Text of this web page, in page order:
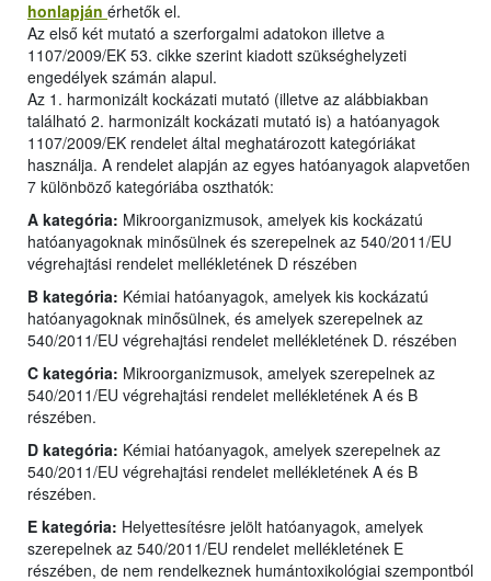
honlapján érhetők el.
Az első két mutató a szerforgalmi adatokon illetve a
1107/2009/EK 53. cikke szerint kiadott szükséghelyzeti
engedélyek számán alapul.
Az 1. harmonizált kockázati mutató (illetve az alábbiakban
található 2. harmonizált kockázati mutató is) a hatóanyagok
1107/2009/EK rendelet által meghatározott kategóriákat
használja. A rendelet alapján az egyes hatóanyagok alapvetően
7 különböző kategóriába oszthatók:
A kategória: Mikroorganizmusok, amelyek kis kockázatú
hatóanyagoknak minősülnek és szerepelnek az 540/2011/EU
végrehajtási rendelet mellékletének D részében
B kategória: Kémiai hatóanyagok, amelyek kis kockázatú
hatóanyagoknak minősülnek, és amelyek szerepelnek az
540/2011/EU végrehajtási rendelet mellékletének D. részében
C kategória: Mikroorganizmusok, amelyek szerepelnek az
540/2011/EU végrehajtási rendelet mellékletének A és B
részében.
D kategória: Kémiai hatóanyagok, amelyek szerepelnek az
540/2011/EU végrehajtási rendelet mellékletének A és B
részében.
E kategória: Helyettesítésre jelölt hatóanyagok, amelyek
szerepelnek az 540/2011/EU rendelet mellékletének E
részében, de nem rendelkeznek humántoxikológiai szempontból